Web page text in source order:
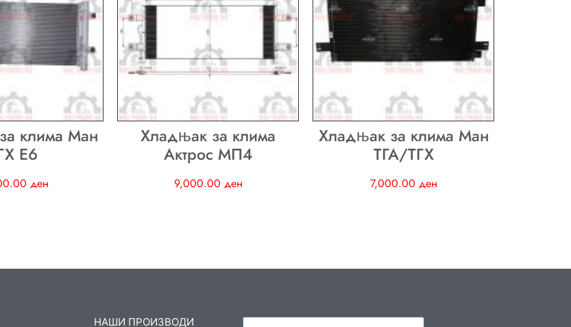
клима Ман
E6
ден
Хладњак за клима
Актрос МП4
9,000.00 ден
Хладњак за клима Ман
ТГА/ТГХ
7,000.00 ден
НАШИ ПРОИЗВОДИ